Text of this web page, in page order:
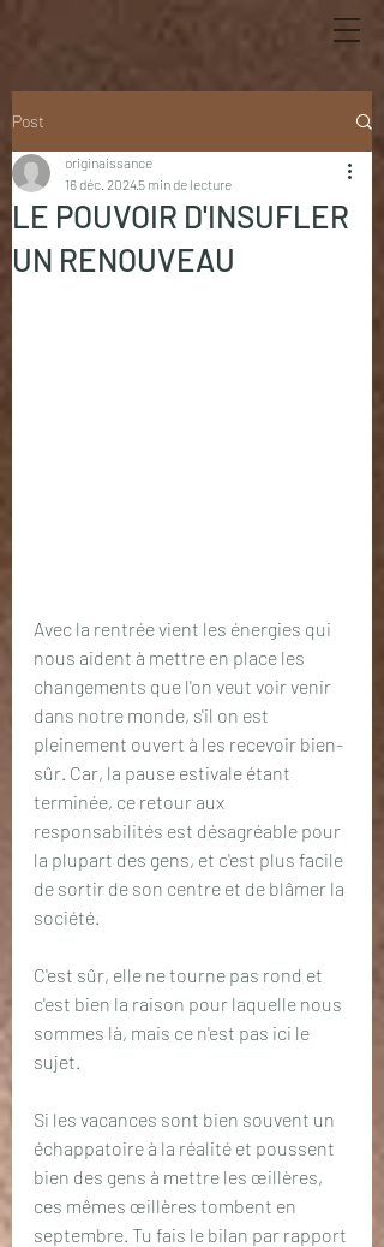
Post
LE POUVOIR D'INSUFLER
UN RENOUVEAU
originaissance
16 déc. 20245 min de lecture
Avec la rentrée vient les énergies qui
nous aident à mettre en place les
changements que l'on veut voir venir
dans notre monde, s'il on est
pleinement ouvert à les recevoir bien-
sûr. Car, la pause estivale étant
terminée, ce retour aux
responsabilités est désagréable pour
la plupart des gens, et c'est plus facile
de sortir de son centre et de blâmer la
société.
C'est sûr, elle ne tourne pas rond et
c'est bien la raison pour laquelle nous
sommes là, mais ce n'est pas ici le
sujet.
Si les vacances sont bien souvent un
échappatoire à la réalité et poussent
bien des gens à mettre les œillères,
ces mêmes œillères tombent en
septembre. Tu fais le bilan par rapport